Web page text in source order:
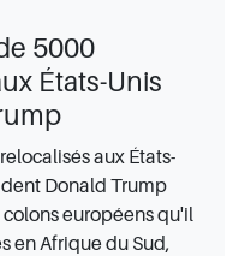
5000
États-Unis
aux États-
Donald Trump
européens qu'il
en Afrique du Sud,